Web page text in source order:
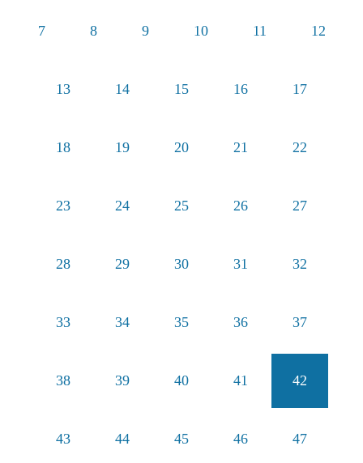
7 8 9 10 11 12
13 14 15 16 17
18 19 20 21 22
23 24 25 26 27
28 29 30 31 32
33 34 35 36 37
38 39 40 41 42
43 44 45 46 47